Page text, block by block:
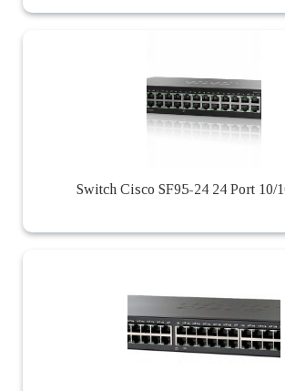
Switch Cisco SF95-24 24 Port 10/